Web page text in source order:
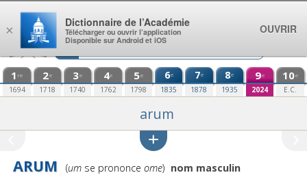
Aller au contenu
1 re
1694
2e
1718
3e
1740
4e
1762
5e
1798
6e
1835
7e
1878
8e
1935
9e
2024
10e
E.C.
arum
ARUM
Prononciation
(umse prononce ome) nom masculin
×
Dictionnaire de l’Académie
Télécharger ou ouvrir l’application
Disponible sur Android et iOS
OUVRIR